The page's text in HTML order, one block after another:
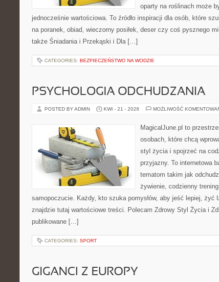
oparty na roślinach może
jednocześnie wartościowa. To źródło inspiracji dla osób, które
na poranek, obiad, wieczorny posiłek, deser czy coś pysznego
także Śniadania i Przekąski i Dla […]
CATEGORIES: BEZPIECZEŃSTWO NA WODZIE
PSYCHOLOGIA ODCHUDZANIA
POSTED BY ADMIN KWI - 21 - 2026 MOŻLIWOŚĆ
MagicalJune.pl to
osobach, które chcą
styl życia i spojrzeć na
przyjazny. To internetowa
tematom takim jak
żywienie, codzienny
samopoczucie. Każdy, kto szuka pomysłów, aby jeść lepiej, żyć
znajdzie tutaj wartościowe treści. Polecam Zdrowy Styl Życia i
publikowane […]
CATEGORIES: SPORT
GIGANCI Z EUROPY